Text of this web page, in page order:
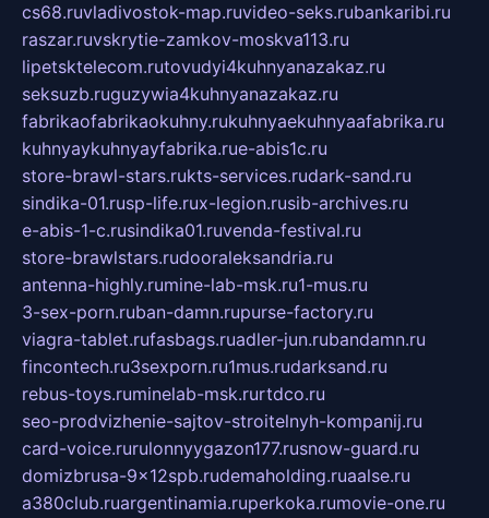
cs68.ruvladivostok-map.ruvideo-seks.rubankaribi.ru
raszar.ruvskrytie-zamkov-moskva113.ru
lipetsktelecom.rutovudyi4kuhnyanazakaz.ru
seksuzb.ruguzywia4kuhnyanazakaz.ru
fabrikaofabrikaokuhny.rukuhnyaekuhnyaafabrika.ru
kuhnyaykuhnyayfabrika.rue-abis1c.ru
store-brawl-stars.rukts-services.rudark-sand.ru
sindika-01.rusp-life.rux-legion.rusib-archives.ru
e-abis-1-c.rusindika01.ruvenda-festival.ru
store-brawlstars.rudooraleksandria.ru
antenna-highly.rumine-lab-msk.ru1-mus.ru
3-sex-porn.ruban-damn.rupurse-factory.ru
viagra-tablet.rufasbags.ruadler-jun.rubandamn.ru
fincontech.ru3sexporn.ru1mus.rudarksand.ru
rebus-toys.ruminelab-msk.rurtdco.ru
seo-prodvizhenie-sajtov-stroitelnyh-kompanij.ru
card-voice.rurulonnyygazon177.rusnow-guard.ru
domizbrusa-9x12spb.rudemaholding.ruaalse.ru
a380club.ruargentinamia.ruperkoka.rumovie-one.ru